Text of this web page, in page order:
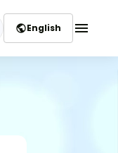
publicEnglish menu